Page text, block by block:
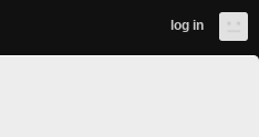
log in